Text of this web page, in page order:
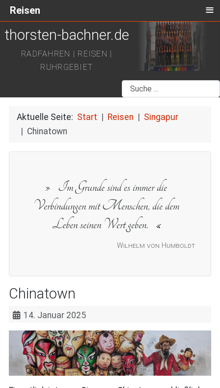
thorsten-bachner.de
RADFAHREN | REISEN |
RUHRGEBIET
Suchen
Aktuelle Seite: Start Reisen
Singapur
Chinatown
Wilhelm von Humboldt
Im Grunde sind es immer die
Verbindungen mit Menschen, die dem
Leben seinen Wert geben.
Chinatown
14. Januar 2025
Reisen ≡